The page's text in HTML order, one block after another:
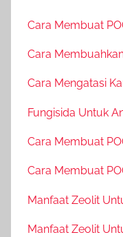
Cara Membuat
Cara
Cara Mengatasi
Fungisida Untuk
Cara Membuat
Cara Membuat
Manfaat Zeolit
Manfaat Zeolit